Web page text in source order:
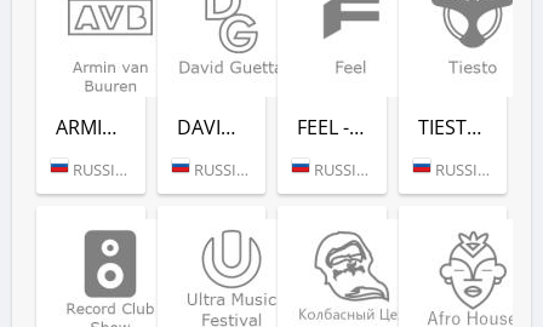
ARMIN VAN BUUREN - RADIO RECORD
RUSSIA (MOSCOW)
DAVID GUETTA - RADIO RECORD
RUSSIA (MOSCOW)
FEEL - RADIO RECORD
RUSSIA (MOSCOW)
TIESTO - RADIO RECORD
RUSSIA (MOSCOW)